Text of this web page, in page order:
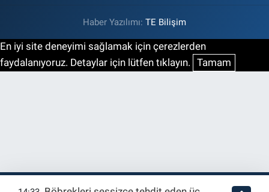
Haber Yazılımı: TE Bilişim
En iyi site deneyimi sağlamak için çerezlerden
faydalanıyoruz. Detaylar için lütfen tıklayın. Tamam